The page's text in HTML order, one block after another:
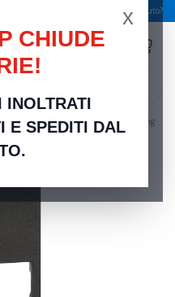
Serve aiuto?
x
CHIUDE
INOLTRATI
E SPEDITI DAL
bticino Living Now
Cover Nera Living
Audace e Versatile